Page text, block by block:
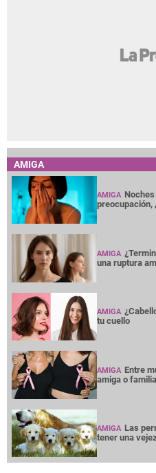
AMIGA
AMIGA
preocupación,
AMIGA
una ruptura
AMIGA
tu cuello
AMIGA Entre
amiga o
AMIGA Las
tener una